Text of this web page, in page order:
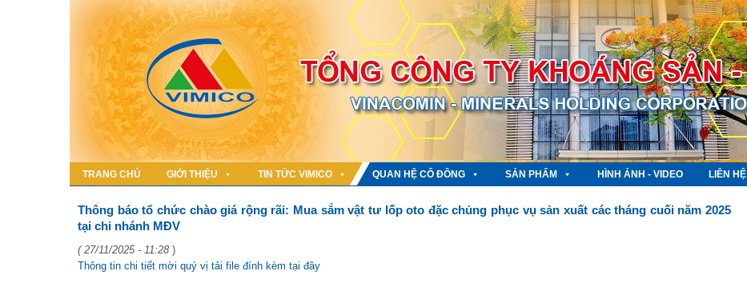
TRANG CHỦ GIỚI THIỆU TIN TỨC VIMICO QUAN HỆ CỔ ĐÔNG SẢN PHẨM HÌNH ẢNH - VIDEO LIÊN HỆ
Thông báo tổ chức chào giá rộng rãi: Mua sắm vật tư lốp oto đặc chủng phục vụ sản xuất các tháng cuối năm 2025
tại chi nhánh MĐV
( 27/11/2025 - 11:28 )
Thông tin chi tiết mời quý vị tải file đính kèm tại đây